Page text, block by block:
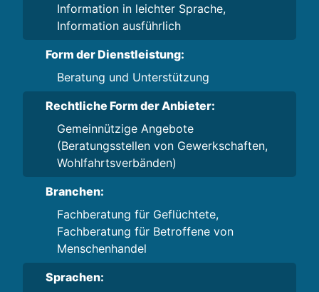
Information in leichter Sprache,
Information ausführlich
Form der Dienstleistung:
Beratung und Unterstützung
Rechtliche Form der Anbieter:
Gemeinnützige Angebote
(Beratungsstellen von Gewerkschaften,
Wohlfahrtsverbänden)
Branchen:
Fachberatung für Geflüchtete,
Fachberatung für Betroffene von
Menschenhandel
Sprachen: